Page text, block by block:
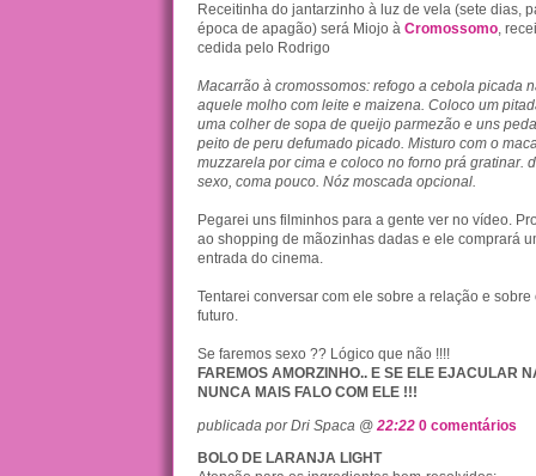
Receitinha do jantarzinho à luz de vela (sete dias,
época de apagão) será Miojo à Cromossomo ,
cedida pelo Rodrigo
Macarrão à cromossomos: refogo a cebola picada
aquele molho com leite e maizena. Coloco um
uma colher de sopa de queijo parmezão e uns
peito de peru defumado picado. Misturo com o
muzzarela por cima e coloco no forno prá gratinar.
sexo, coma pouco. Nóz moscada opcional.
Pegarei uns filminhos para a gente ver no vídeo.
ao shopping de mãozinhas dadas e ele comprará
entrada do cinema.
Tentarei conversar com ele sobre a relação e
futuro.
Se faremos sexo ?? Lógico que não !!!!
FAREMOS AMORZINHO.. E SE ELE EJACULAR
NUNCA MAIS FALO COM ELE !!!
publicada por Dri Spaca @ 22:22 0 comentários
BOLO DE LARANJA LIGHT